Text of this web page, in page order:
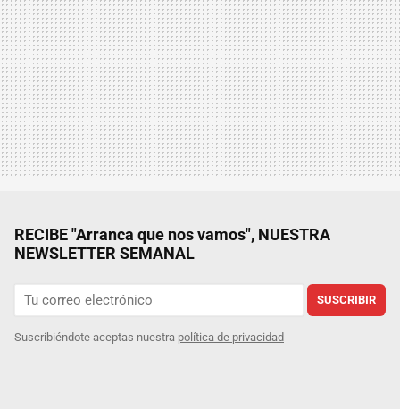
RECIBE "Arranca que nos vamos", NUESTRA
NEWSLETTER SEMANAL
SUSCRIBIR
Suscribiéndote aceptas nuestra política de privacidad